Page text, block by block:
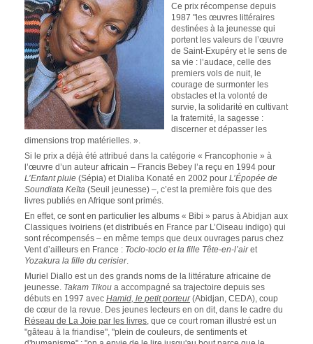
Ce prix récompense depuis
1987 "les œuvres littéraires
destinées à la jeunesse qui
portent les valeurs de l’œuvre
de Saint-Exupéry et le sens de
sa vie : l’audace, celle des
premiers vols de nuit, le
courage de surmonter les
obstacles et la volonté de
survie, la solidarité en cultivant
la fraternité, la sagesse :
discerner et dépasser les
dimensions trop matérielles. ».
Si le prix a déjà été attribué dans la catégorie « Francophonie » à
l’œuvre d’un auteur africain – Francis Bebey l’a reçu en 1994 pour
L’Enfant pluie (Sépia) et Dialiba Konaté en 2002 pour L’Épopée de
Soundiata Keïta (Seuil jeunesse) –, c’est la première fois que des
livres publiés en Afrique sont primés.
En effet, ce sont en particulier les albums « Bibi » parus à Abidjan aux
Classiques ivoiriens (et distribués en France par L’Oiseau indigo) qui
sont récompensés – en même temps que deux ouvrages parus chez
Vent d’ailleurs en France : Toclo-toclo et la fille Tête-en-l’airet
Yozakura la fille du cerisier.
Muriel Diallo est un des grands noms de la littérature africaine de
jeunesse. Takam Tikou a accompagné sa trajectoire depuis ses
débuts en 1997 avec Hamid, le petit porteur(Abidjan, CEDA), coup
de cœur de la revue. Des jeunes lecteurs en on dit, dans le cadre du
Réseau de La Joie par les livres , que ce court roman illustré est un
"gâteau à la friandise", "plein de couleurs, de sentiments et